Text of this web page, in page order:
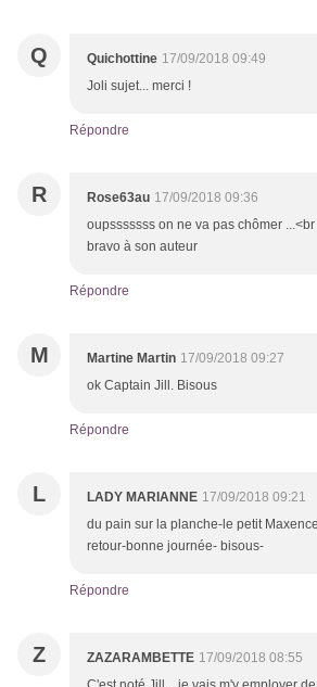
Q Quichottine 17/09/2018 09:49
Joli sujet... merci !
Répondre
R Rose63au 17/09/2018 09:36
oupsssssss on ne va pas chômer
bravo à son auteur
Répondre
M Martine Martin 17/09/2018 09:27
ok Captain Jill. Bisous
Répondre
L LADY MARIANNE 17/09/2018 09:21
du pain sur la planche-le petit
retour-bonne journée- bisous-
Répondre
Z ZAZARAMBETTE 17/09/2018 08:55